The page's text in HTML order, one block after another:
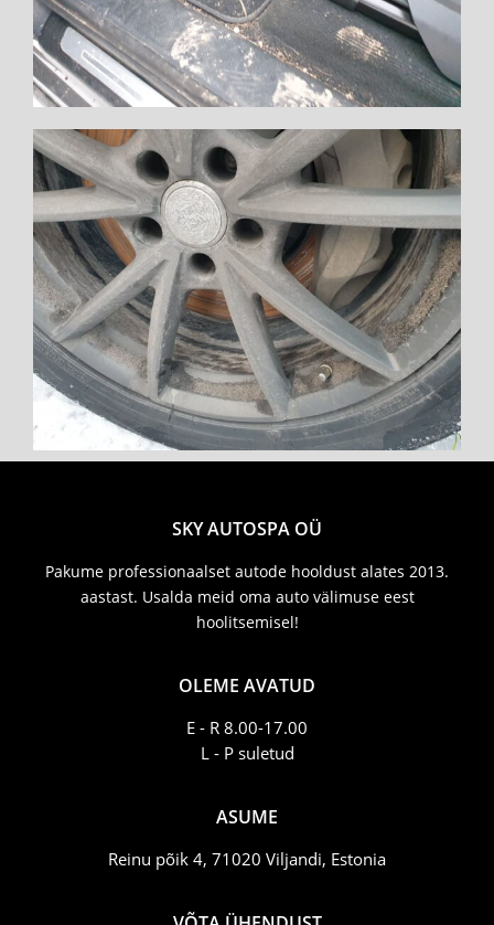
SKY AUTOSPA OÜ
Pakume professionaalset autode hooldust alates 2013.
aastast. Usalda meid oma auto välimuse eest
hoolitsemisel!
OLEME AVATUD
E - R 8.00-17.00
L - P suletud
ASUME
Reinu põik 4, 71020 Viljandi, Estonia